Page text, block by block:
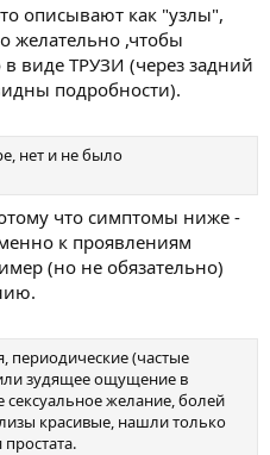
описывают как "узлы",
желательно ,чтобы
виде ТРУЗИ (через задний
подробности).
нет и не было
что симптомы ниже -
к проявлениям
(но не обязательно)
периодические (частые
зудящее ощущение в
желание, болей
красивые, нашли только